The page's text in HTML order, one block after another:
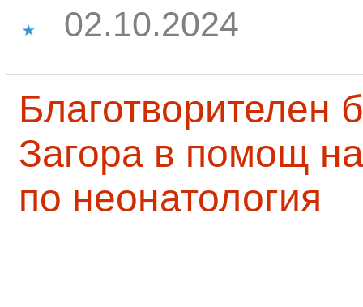
02.10.2024
Благотворителен
Загора в помощ
по неонатология